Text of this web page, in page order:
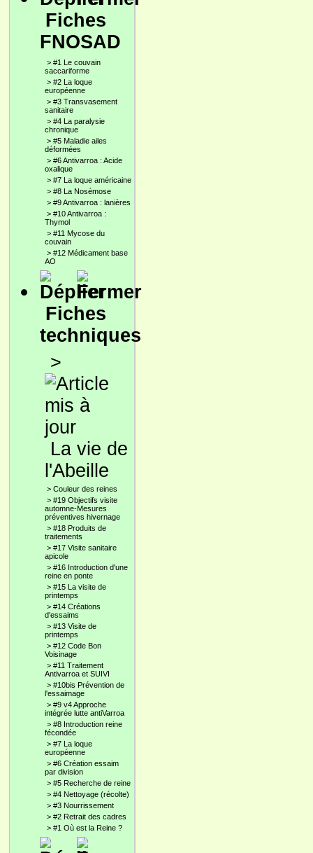
Fiches
FNOSAD
> #1 Le couvain
saccariforme
> #2 La loque
européenne
> #3 Transvasement
sanitaire
> #4 La paralysie
chronique
> #5 Maladie ailes
déformées
> #6 Antivarroa : Acide
oxalique
> #7 La loque américaine
> #8 La Nosémose
> #9 Antivarroa : lanières
> #10 Antivarroa :
Thymol
> #11 Mycose du
couvain
> #12 Médicament base
AO
Fiches
techniques
>
La vie de
l'Abeille
> Couleur des reines
> #19 Objectifs visite
automne-Mesures
préventives hivernage
> #18 Produits de
traitements
> #17 Visite sanitaire
apicole
> #16 Introduction d'une
reine en ponte
> #15 La visite de
printemps
> #14 Créations
d'essaims
> #13 Visite de
printemps
> #12 Code Bon
Voisinage
> #11 Traitement
Antivarroa et SUIVI
> #10bis Prévention de
l'essaimage
> #9 v4 Approche
intégrée lutte antiVarroa
> #8 Introduction reine
fécondée
> #7 La loque
européenne
> #6 Création essaim
par division
> #5 Recherche de reine
> #4 Nettoyage (récolte)
> #3 Nourrissement
> #2 Retrait des cadres
> #1 Où est la Reine ?